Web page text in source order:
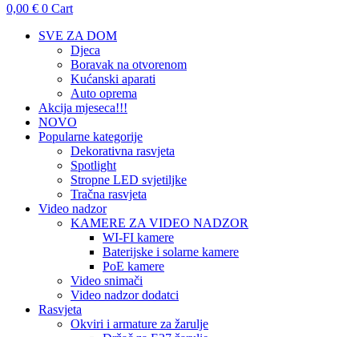
0,00 € 0 Cart
SVE ZA DOM
Djeca
Boravak na otvorenom
Kućanski aparati
Auto oprema
Akcija mjeseca!!!
NOVO
Popularne kategorije
Dekorativna rasvjeta
Spotlight
Stropne LED svjetiljke
Tračna rasvjeta
Video nadzor
KAMERE ZA VIDEO NADZOR
WI-FI kamere
Baterijske i solarne kamere
PoE kamere
Video snimači
Video nadzor dodatci
Rasvjeta
Okviri i armature za žarulje